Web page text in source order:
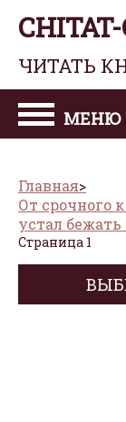
ЧИТАТЬ
МЕНЮ
Главная
От срочного
устал бежать
Страница 1